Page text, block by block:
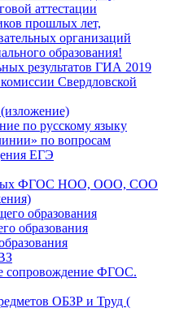
аттестации
прошлых лет,
организаций
образования!
результатов ГИА 2019
Свердловской
по русскому языку
по вопросам
ЕГЭ
ФГОС НОО, ООО, СОО
образования
образования
сопровождение ФГОС.
ОБЗР и Труд (